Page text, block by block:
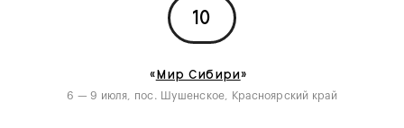
10
«Мир Сибири»
6 — 9 июля, пос. Шушенское, Красноярский край